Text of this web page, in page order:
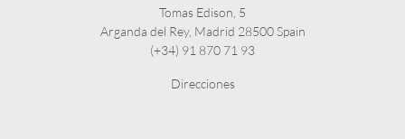
Tomas Edison, 5
Arganda del Rey, Madrid 28500 Spain
(+34) 91 870 71 93
Direcciones